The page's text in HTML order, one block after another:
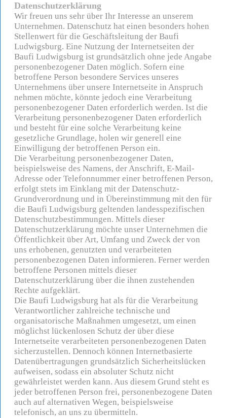
Datenschutzerklärung
Wir freuen uns sehr über Ihr Interesse an unserem
Unternehmen. Datenschutz hat einen besonders hohen
Stellenwert für die Geschäftsleitung der Baufi
Ludwigsburg. Eine Nutzung der Internetseiten der
Baufi Ludwigsburg ist grundsätzlich ohne jede Angabe
personenbezogener Daten möglich. Sofern eine
betroffene Person besondere Services unseres
Unternehmens über unsere Internetseite in Anspruch
nehmen möchte, könnte jedoch eine Verarbeitung
personenbezogener Daten erforderlich werden. Ist die
Verarbeitung personenbezogener Daten erforderlich
und besteht für eine solche Verarbeitung keine
gesetzliche Grundlage, holen wir generell eine
Einwilligung der betroffenen Person ein.
Die Verarbeitung personenbezogener Daten,
beispielsweise des Namens, der Anschrift, E-Mail-
Adresse oder Telefonnummer einer betroffenen Person,
erfolgt stets im Einklang mit der Datenschutz-
Grundverordnung und in Übereinstimmung mit den für
die Baufi Ludwigsburg geltenden landesspezifischen
Datenschutzbestimmungen. Mittels dieser
Datenschutzerklärung möchte unser Unternehmen die
Öffentlichkeit über Art, Umfang und Zweck der von
uns erhobenen, genutzten und verarbeiteten
personenbezogenen Daten informieren. Ferner werden
betroffene Personen mittels dieser
Datenschutzerklärung über die ihnen zustehenden
Rechte aufgeklärt.
Die Baufi Ludwigsburg hat als für die Verarbeitung
Verantwortlicher zahlreiche technische und
organisatorische Maßnahmen umgesetzt, um einen
möglichst lückenlosen Schutz der über diese
Internetseite verarbeiteten personenbezogenen Daten
sicherzustellen. Dennoch können Internetbasierte
Datenübertragungen grundsätzlich Sicherheitslücken
aufweisen, sodass ein absoluter Schutz nicht
gewährleistet werden kann. Aus diesem Grund steht es
jeder betroffenen Person frei, personenbezogene Daten
auch auf alternativen Wegen, beispielsweise
telefonisch, an uns zu übermitteln.